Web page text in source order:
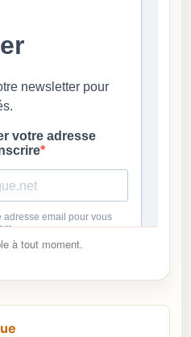
à tout moment.